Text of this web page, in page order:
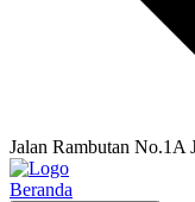
Jalan Rambutan No.1A
Beranda